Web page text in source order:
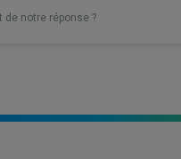
notre réponse ?